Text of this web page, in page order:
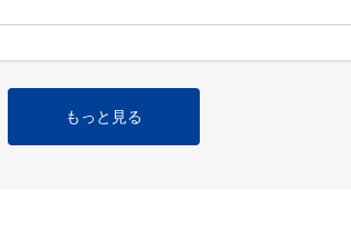
もっと見る